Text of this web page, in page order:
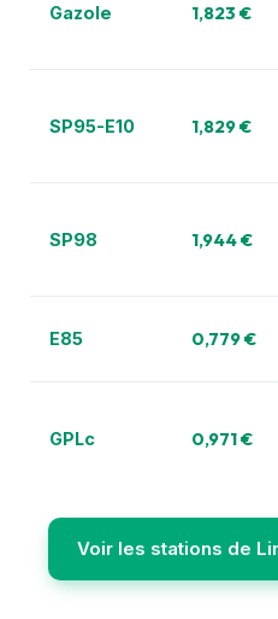
Gazole 1,823 €
SP95-E10 1,829 €
SP98 1,944 €
E85 0,779 €
GPLc 0,971 €
Voir les stations de